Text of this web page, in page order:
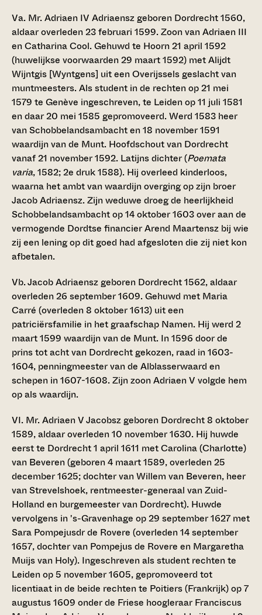
Va. Mr. Adriaen IV Adriaensz geboren Dordrecht 1560,
aldaar overleden 23 februari 1599. Zoon van Adriaen III
en Catharina Cool. Gehuwd te Hoorn 21 april 1592
(huwelijkse voorwaarden 29 maart 1592) met Alijdt
Wijntgis [Wyntgens] uit een Overijssels geslacht van
muntmeesters. Als student in de rechten op 21 mei
1579 te Genève ingeschreven, te Leiden op 11 juli 1581
en daar 20 mei 1585 gepromoveerd. Werd 1583 heer
van Schobbelandsambacht en 18 november 1591
waardijn van de Munt. Hoofdschout van Dordrecht
vanaf 21 november 1592. Latijns dichter (Poemata
varia, 1582; 2e druk 1588). Hij overleed kinderloos,
waarna het ambt van waardijn overging op zijn broer
Jacob Adriaensz. Zijn weduwe droeg de heerlijkheid
Schobbelandsambacht op 14 oktober 1603 over aan de
vermogende Dordtse financier Arend Maartensz bij wie
zij een lening op dit goed had afgesloten die zij niet kon
afbetalen.
Vb. Jacob Adriaensz geboren Dordrecht 1562, aldaar
overleden 26 september 1609. Gehuwd met Maria
Carré (overleden 8 oktober 1613) uit een
patriciërsfamilie in het graafschap Namen. Hij werd 2
maart 1599 waardijn van de Munt. In 1596 door de
prins tot acht van Dordrecht gekozen, raad in 1603-
1604, penningmeester van de Alblasserwaard en
schepen in 1607-1608. Zijn zoon Adriaen V volgde hem
op als waardijn.
VI. Mr. Adriaen V Jacobsz geboren Dordrecht 8 oktober
1589, aldaar overleden 10 november 1630. Hij huwde
eerst te Dordrecht 1 april 1611 met Carolina (Charlotte)
van Beveren (geboren 4 maart 1589, overleden 25
december 1625; dochter van Willem van Beveren, heer
van Strevelshoek, rentmeester-generaal van Zuid-
Holland en burgemeester van Dordrecht). Huwde
vervolgens in 's-Gravenhage op 29 september 1627 met
Sara Pompejusdr de Rovere (overleden 14 september
1657, dochter van Pompejus de Rovere en Margaretha
Muijs van Holy). Ingeschreven als student rechten te
Leiden op 5 november 1605, gepromoveerd tot
licentiaat in de beide rechten te Poitiers (Frankrijk) op 7
augustus 1609 onder de Friese hoogleraar Franciscus